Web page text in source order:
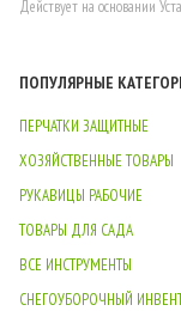
Действует на основании
ПОПУЛЯРНЫЕ
ПЕРЧАТКИ ЗАЩИТНЫЕ
ХОЗЯЙСТВЕННЫЕ ТОВАРЫ
РУКАВИЦЫ РАБОЧИЕ
ТОВАРЫ ДЛЯ САДА
ВСЕ ИНСТРУМЕНТЫ
СНЕГОУБОРОЧНЫЙ